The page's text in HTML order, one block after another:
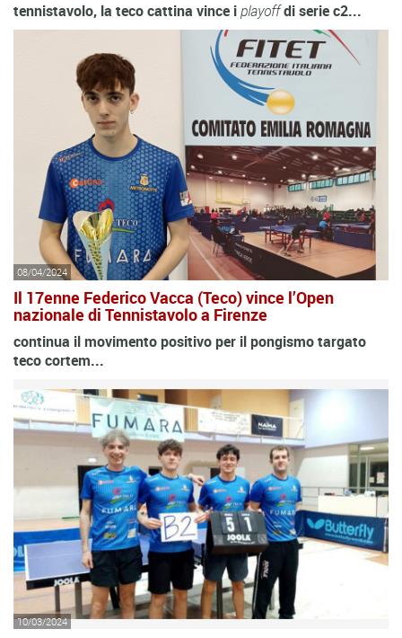
tennistavolo, la teco cattina vince iplayoffdi serie c2...
08/04/2024
Il 17enne Federico Vacca (Teco) vince l’Open
nazionale di Tennistavolo a Firenze
continua il movimento positivo per il pongismo targato
teco cortem...
10/03/2024